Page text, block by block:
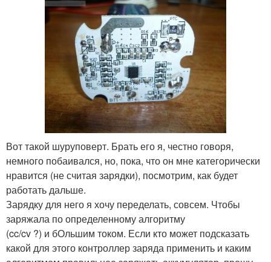
Вот такой шуруповерт. Брать его я, честно говоря,
немного побаивался, но, пока, что он мне категорически
нравится (не считая зарядки), посмотрим, как будет
работать дальше.
Зарядку для него я хочу переделать, совсем. Чтобы
заряжала по определенному алгоритму
(cc/cv ?) и бОльшим током. Если кто может подсказать
какой для этого контроллер заряда применить и каким